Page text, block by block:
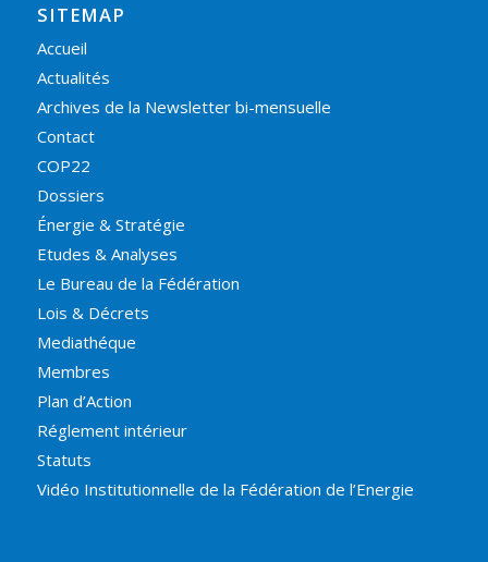
SITEMAP
Accueil
Actualités
Archives de la Newsletter bi-mensuelle
Contact
COP22
Dossiers
Énergie & Stratégie
Etudes & Analyses
Le Bureau de la Fédération
Lois & Décrets
Mediathéque
Membres
Plan d’Action
Réglement intérieur
Statuts
Vidéo Institutionnelle de la Fédération de l’Energie